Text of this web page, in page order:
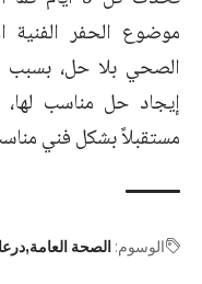
موضوع الحفر الفنية
الصحي بلا حل، بسبب
إيجاد حل مناسب
مستقبلاً بشكل فني
الوسوم: الصحة العامة درعا